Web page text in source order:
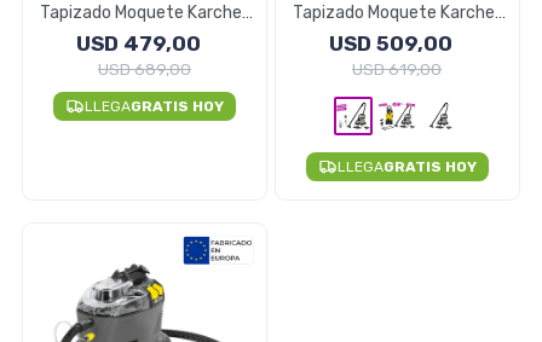
Tapizado Moquete Karcher
Profesional Puzzi 4/20
USD 479,00
USD689,00
LLEGAGRATIS HOY
Tapizado Moquete Karcher
Profesional Puzzi 4/15 -
Combo Detergentes
USD 509,00
USD619,00
LLEGAGRATIS HOY
Deportes y Tiempo Libre